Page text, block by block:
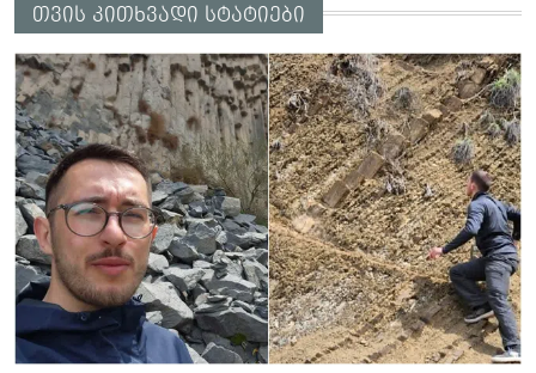
თვის კითხვადი სტატიები